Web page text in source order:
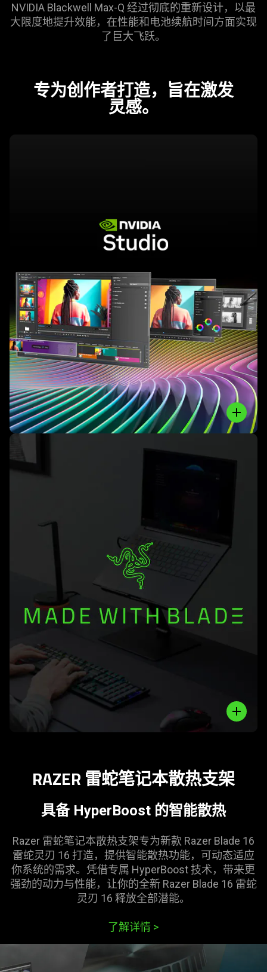
NVIDIA Blackwell Max-Q 经过彻底的重新设计，以最
大限度地提升效能，在性能和电池续航时间方面实现
了巨大飞跃。
专为创作者打造，旨在激发
灵感。
了
解
详
情
-
nvidia
studio
Close
-
#madewithblade
Close
RAZER 雷蛇笔记本散热支架
具备 HyperBoost 的智能散热
Razer 雷蛇笔记本散热支架专为新款 Razer Blade 16
雷蛇灵刃 16 打造，提供智能散热功能，可动态适应
你系统的需求。凭借专属 HyperBoost 技术，带来更
强劲的动力与性能，让你的全新 Razer Blade 16 雷蛇
灵刃 16 释放全部潜能。
了解详情 >